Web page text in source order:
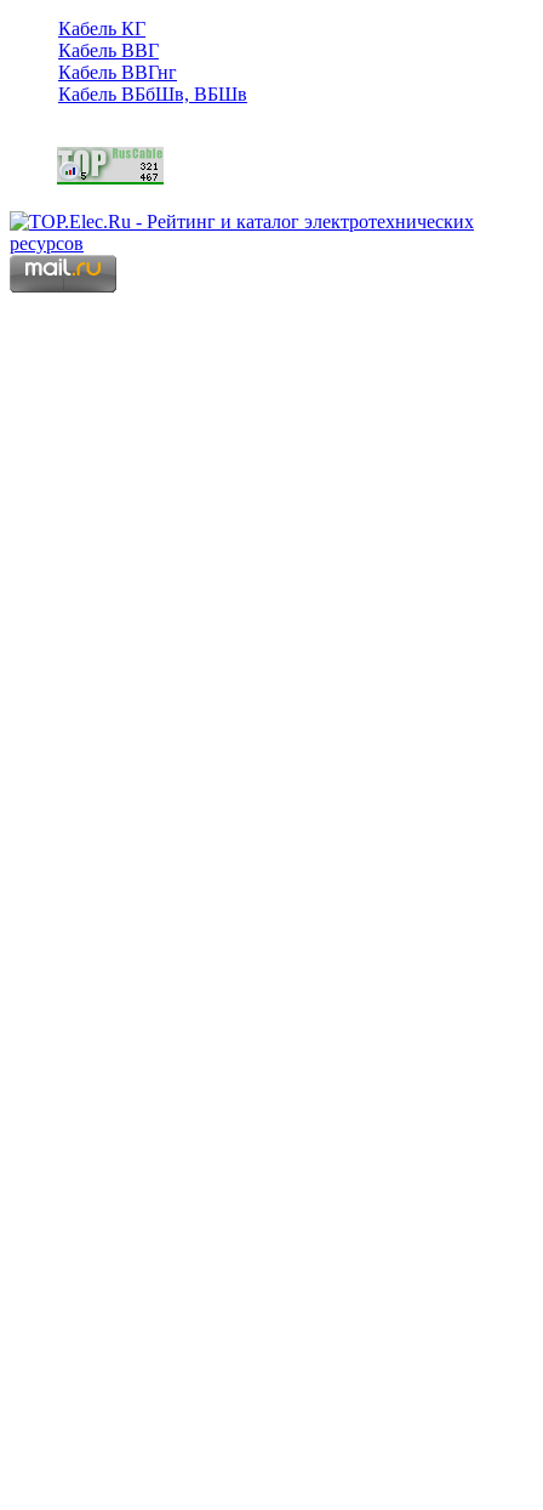
Кабель КГ
Кабель ВВГ
Кабель ВВГнг
Кабель ВБбШв, ВБШв